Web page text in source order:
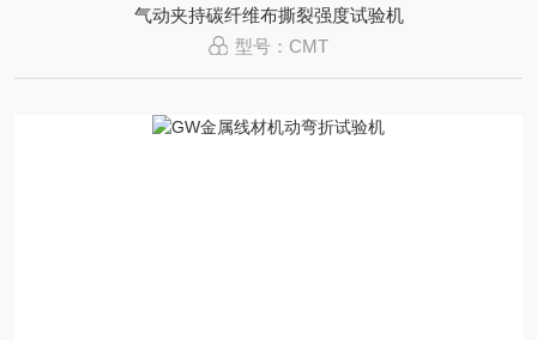
气动夹持碳纤维布撕裂强度试验机
型号：CMT